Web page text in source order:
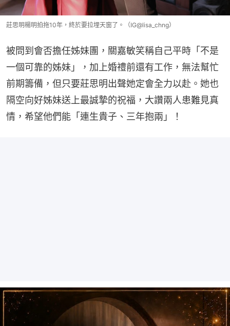
莊思明楊明拍拖10年，終於要拉埋天窗了。（IG@lisa_chng）
被問到會否擔任姊妹團，關嘉敏笑稱自己平時「不是
一個可靠的姊妹」，加上婚禮前還有工作，無法幫忙
前期籌備，但只要莊思明出聲她定會全力以赴。她也
隔空向好姊妹送上最誠摯的祝福，大讚兩人患難見真
情，希望他們能「連生貴子、三年抱兩」！